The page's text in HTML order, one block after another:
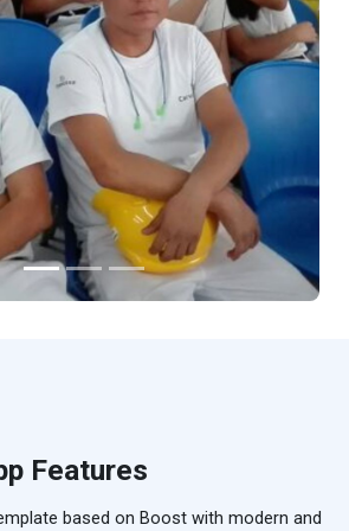
Features
based on Boost with modern and